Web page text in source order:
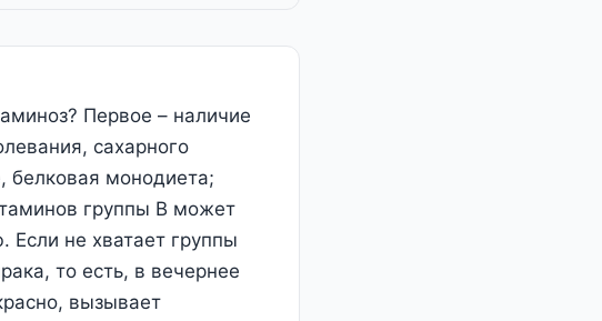
Первое – наличие
сахарного
белковая монодиета;
группы В может
Если не хватает группы
то есть, в вечернее
вызывает